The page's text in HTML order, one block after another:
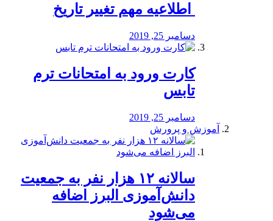
️ اطلاعیه مهم تغییر تاریخ
دسامبر 25, 2019
کارت ورود به امتحانات ترم
تابس
دسامبر 25, 2019
آموزش و پرورش
️سالانه ۱۲ هزار نفر به جمعیت
دانش‌آموزی البرز اضافه
می‌شود